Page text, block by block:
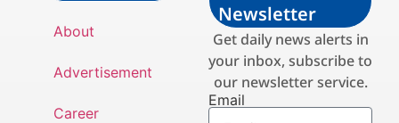
About
Advertisement
Career
Newsletter
Get daily news alerts in
your inbox, subscribe to
our newsletter service.
Email